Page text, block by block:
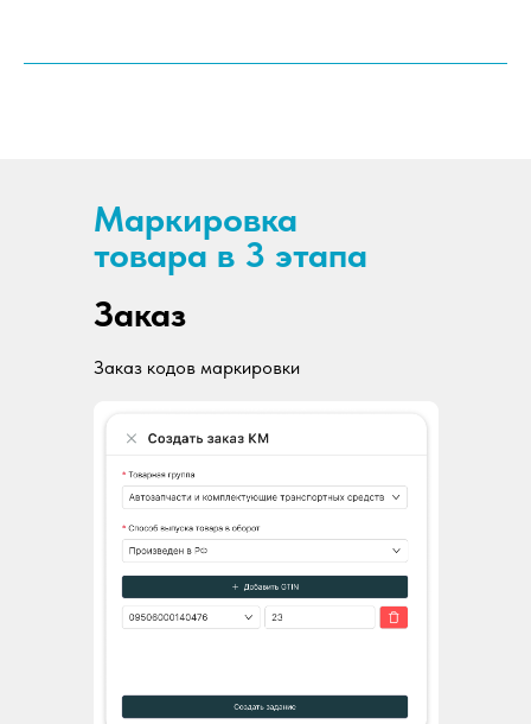
Маркировка
товара в 3 этапа
Заказ кодов маркировки
Заказ